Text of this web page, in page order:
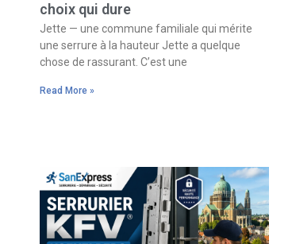
choix qui dure
Jette — une commune familiale qui mérite
une serrure à la hauteur Jette a quelque
chose de rassurant. C’est une
Read More »